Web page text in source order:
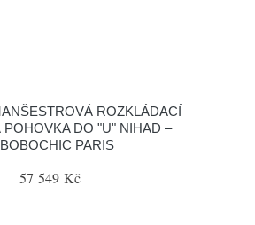
ROZKLÁDACÍ
POHOVKA DO "U" NIHAD –
BOBOCHIC PARIS
57 549 Kč